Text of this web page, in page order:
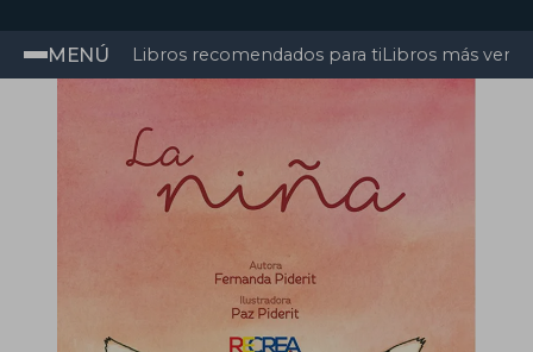
MENÚ Libros recomendados para tiLibros más